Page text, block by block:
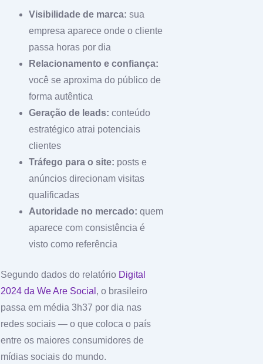
Visibilidade de marca: sua
empresa aparece onde o cliente
passa horas por dia
Relacionamento e confiança:
você se aproxima do público de
forma autêntica
Geração de leads: conteúdo
estratégico atrai potenciais
clientes
Tráfego para o site: posts e
anúncios direcionam visitas
qualificadas
Autoridade no mercado: quem
aparece com consistência é
visto como referência
Segundo dados do relatório Digital
2024 da We Are Social , o brasileiro
passa em média 3h37 por dia nas
redes sociais — o que coloca o país
entre os maiores consumidores de
mídias sociais do mundo.